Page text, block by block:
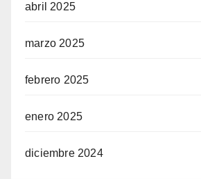
abril 2025
marzo 2025
febrero 2025
enero 2025
diciembre 2024